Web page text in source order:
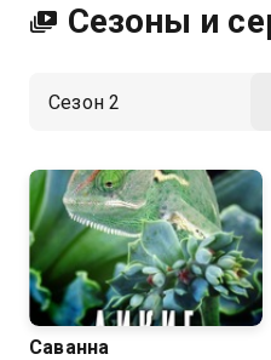
Сезоны и
Саванна